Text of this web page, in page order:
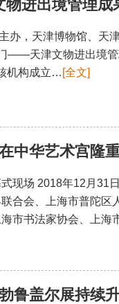
进出境管理成
，天津博物馆、天
——天津文物进出境
机构成立… [全文]
中华艺术宫隆
现场 2018年12月31
合会、上海市普陀区
市书法家协会、上海
鲁盖尔展持续